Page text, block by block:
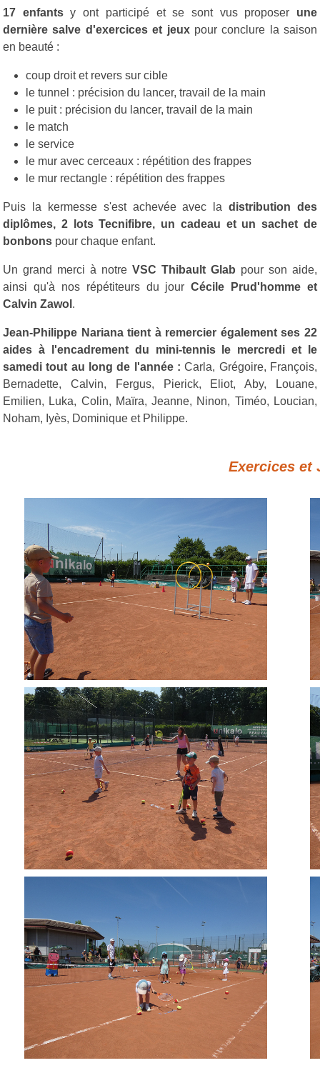
17 enfantsy ont participé et se sont vus proposer une
dernière salve d'exercices et jeuxpour conclure la saison
en beauté :
coup droit et revers sur cible
le tunnel : précision du lancer, travail de la main
le puit : précision du lancer, travail de la main
le match
le service
le mur avec cerceaux : répétition des frappes
le mur rectangle : répétition des frappes
Puis la kermesse s'est achevée avec ladistribution des
diplômes, 2 lots Tecnifibre, un cadeau et un sachet de
bonbons pour chaque enfant.
Un grand merci à notre VSC Thibault Glab pour son aide,
ainsi qu'à nos répétiteurs du jourCécile Prud'homme et
Calvin Zawol .
Jean-Philippe Nariana tient à remercier également ses 22
aides à l'encadrement du mini-tennis le mercredi et le
samedi tout au long de l'année : Carla, Grégoire, François,
Bernadette, Calvin, Fergus, Pierick, Eliot, Aby, Louane,
Emilien, Luka, Colin, Maïra, Jeanne, Ninon, Timéo, Loucian,
Noham, Iyès, Dominique et Philippe.
Exercices et